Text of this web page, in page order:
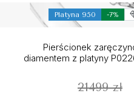
Platyna 950 -7%
Pierścionek
diamentem z platyny
21499 zł